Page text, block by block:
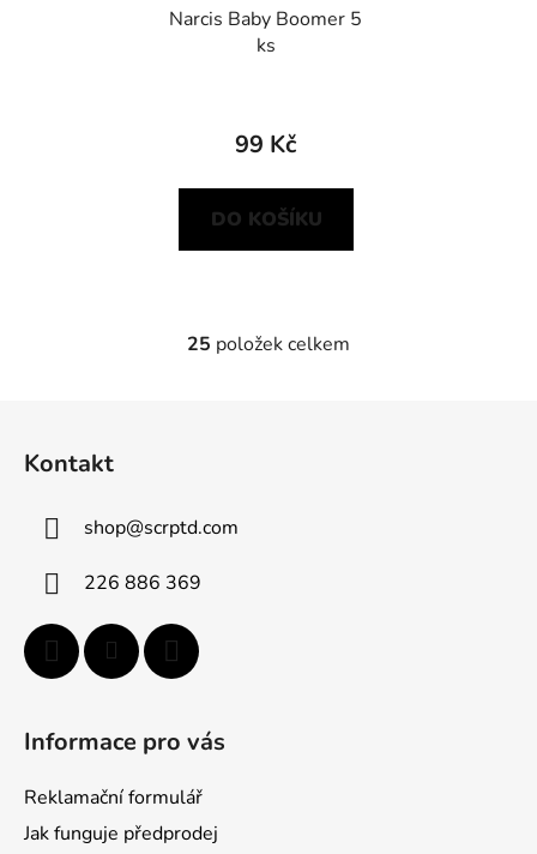
Narcis Baby Boomer 5
ks
99 Kč
DO KOŠÍKU
O
25 položek celkem
Kontakt
shop@scrptd.com
226 886 369
Informace pro vás
Reklamační formulář
Jak funguje předprodej